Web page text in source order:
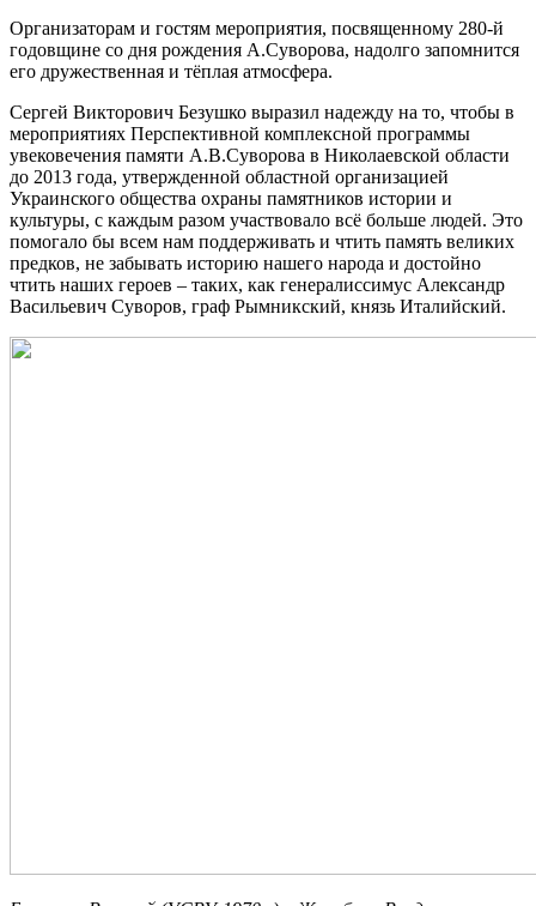
Организаторам и гостям мероприятия, посвященному 280-й
годовщине со дня рождения А.Суворова, надолго запомнится
его дружественная и тёплая атмосфера.
Сергей Викторович Безушко выразил надежду на то, чтобы в
мероприятиях Перспективной комплексной программы
увековечения памяти А.В.Суворова в Николаевской области
до 2013 года, утвержденной областной организацией
Украинского общества охраны памятников истории и
культуры, с каждым разом участвовало всё больше людей. Это
помогало бы всем нам поддерживать и чтить память великих
предков, не забывать историю нашего народа и достойно
чтить наших героев – таких, как генералиссимус Александр
Васильевич Суворов, граф Рымникский, князь Италийский.